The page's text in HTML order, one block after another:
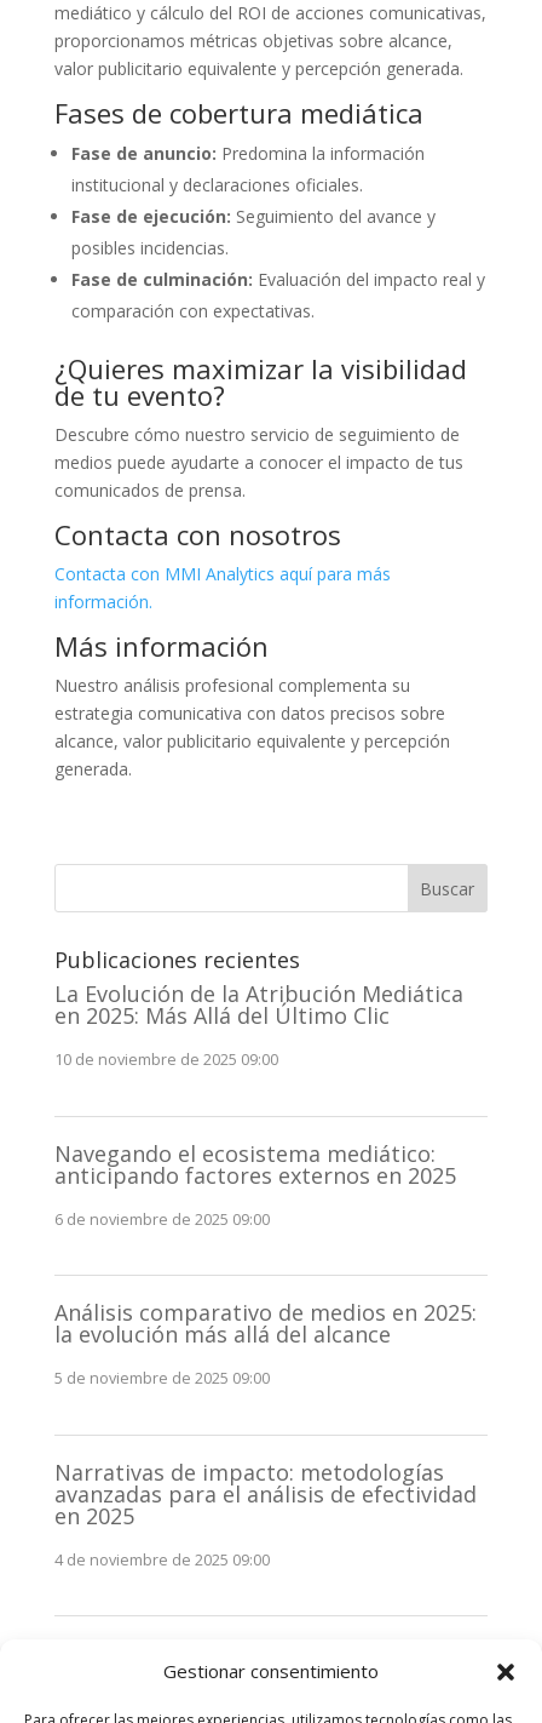
Gestionar consentimiento
mediático y cálculo del ROI de acciones comunicativas,
proporcionamos métricas objetivas sobre alcance,
valor publicitario equivalente y percepción generada.
Fases de cobertura mediática
Fase de anuncio: Predomina la información
institucional y declaraciones oficiales.
Fase de ejecución: Seguimiento del avance y
posibles incidencias.
Fase de culminación: Evaluación del impacto real y
comparación con expectativas.
¿Quieres maximizar la visibilidad
de tu evento?
Descubre cómo nuestro servicio de seguimiento de
medios puede ayudarte a conocer el impacto de tus
comunicados de prensa.
Contacta con nosotros
Contacta con MMI Analytics aquí para más
información.
Más información
Nuestro análisis profesional complementa su
estrategia comunicativa con datos precisos sobre
alcance, valor publicitario equivalente y percepción
generada.
Buscar
Publicaciones recientes
La Evolución de la Atribución Mediática
en 2025: Más Allá del Último Clic
10 de noviembre de 2025 09:00
Navegando el ecosistema mediático:
anticipando factores externos en 2025
6 de noviembre de 2025 09:00
Análisis comparativo de medios en 2025:
la evolución más allá del alcance
5 de noviembre de 2025 09:00
Narrativas de impacto: metodologías
avanzadas para el análisis de efectividad
en 2025
4 de noviembre de 2025 09:00
stakeholders en 2025: La clave de la